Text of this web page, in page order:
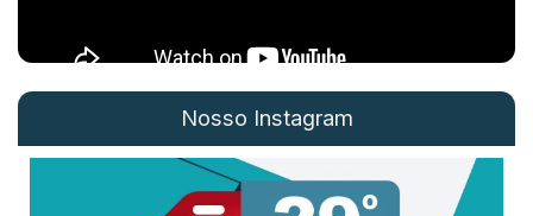
Nosso Instagram